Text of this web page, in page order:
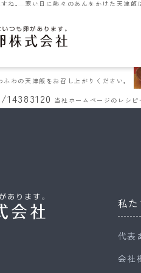
ね。 寒い日に熱々のあんをかけた天津
わの天津飯をお召し上がりください。
当社ホームページのレシ
私
代表
会社